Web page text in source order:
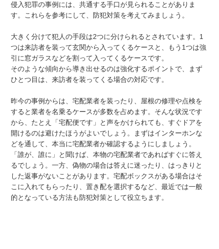
侵入犯罪の事例には、共通する手口が見られることがありま
す。これらを参考にして、防犯対策を考えてみましょう。
大きく分けて犯人の手段は2つに分けられるとされています。1
つは来訪者を装って玄関から入ってくるケースと、もう1つは強
引に窓ガラスなどを割って入ってくるケースです。
そのような傾向から導き出せるのは強化するポイントで、まず
ひとつ目は、来訪者を装ってくる場合の対応です。
昨今の事例からは、宅配業者を装ったり、屋根の修理や点検を
すると業者を名乗るケースが多数を占めます。そんな状況です
から、たとえ「宅配便です」と声をかけられても、すぐドアを
開けるのは避けたほうがよいでしょう。まずはインターホンな
どを通して、本当に宅配業者か確認するようにしましょう。
「誰が、誰に」と聞けば、本物の宅配業者であればすぐに答え
るでしょう。一方、偽物の場合は答えに迷ったり、はっきりと
した返事がないことがあります。宅配ボックスがある場合はそ
こに入れてもらったり、置き配を選択するなど、最近では一般
的となっている方法も防犯対策として役立ちます。